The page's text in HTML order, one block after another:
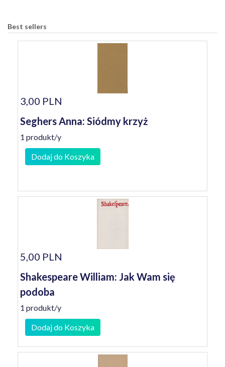
Best sellers
3,00 PLN
Seghers Anna: Siódmy krzyż
1 produkt/y
Dodaj do Koszyka
5,00 PLN
Shakespeare William: Jak Wam się
podoba
1 produkt/y
Dodaj do Koszyka